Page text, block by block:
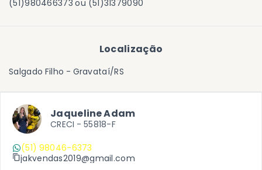
(51)980466373 ou (51)31379090
Localização
Salgado Filho - Gravataí/RS
Jaqueline Adam
CRECI - 55818-F
(51) 98046-6373
jakvendas2019@gmail.com